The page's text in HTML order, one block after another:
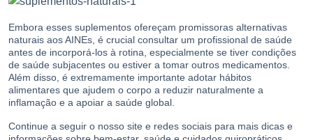
Embora esses suplementos ofereçam promissoras alternativas
naturais aos AINEs, é crucial consultar um profissional de saúde
antes de incorporá-los à rotina, especialmente se tiver condições
de saúde subjacentes ou estiver a tomar outros medicamentos.
Além disso, é extremamente importante adotar hábitos
alimentares que ajudem o corpo a reduzir naturalmente a
inflamação e a apoiar a saúde global.
Continue a seguir o nosso site e redes sociais para mais dicas e